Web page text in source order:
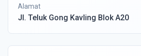
Alamat
Jl. Teluk Gong Kavling Blok A20